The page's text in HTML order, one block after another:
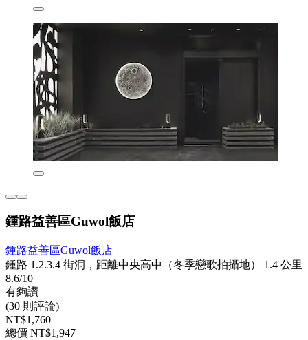
鍾路益善區Guwol飯店
鍾路益善區Guwol飯店
鍾路 1.2.3.4 街洞，距離中央高中（冬季戀歌拍攝地） 1.4 公里
8.6/10
有夠讚
(30 則評論)
NT$1,760
總價 NT$1,947